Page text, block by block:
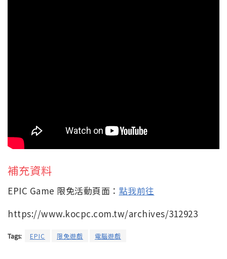
補充資料
EPIC Game 限免活動頁面： 點我前往
https://www.kocpc.com.tw/archives/312923
Tags: EPIC 限免遊戲 電腦遊戲